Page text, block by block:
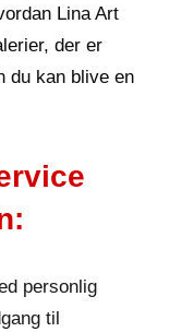
Lina Art
der er
du kan blive en
personlig
til